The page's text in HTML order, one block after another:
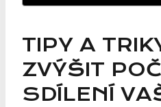
TIPY A
ZVÝŠIT
SDÍLENÍ